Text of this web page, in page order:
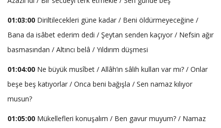
01:03:00 Diriltilecekleri güne kadar / Beni öldürmeyeceğine /
Bana da isâbet ederim dedi / Şeytan senden kaçıyor / Nefsin ağır
basmasından / Altıncı belâ / Yıldırım düşmesi
01:04:00 Ne büyük musîbet / Allâh’ın sâlih kulları var mı? / Onlar
beşe beş katıyorlar / Onca beni bağışla / Sen namaz kılıyor
musun?
01:05:00 Mükellefleri konuşalım / Ben gavur muyum? / Namaz